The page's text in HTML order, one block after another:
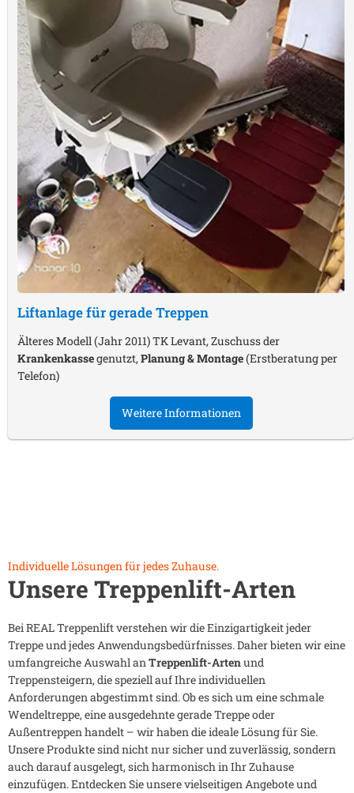
Liftanlage für gerade Treppen
Älteres Modell (Jahr 2011) TK Levant, Zuschuss der
Krankenkassegenutzt,Planung & Montage(Erstberatung per
Telefon)
Weitere Informationen
Individuelle Lösungen für jedes Zuhause.
Unsere Treppenlift-Arten
Bei REAL Treppenlift verstehen wir die Einzigartigkeit jeder
Treppe und jedes Anwendungsbedürfnisses. Daher bieten wir eine
umfangreiche Auswahl anTreppenlift-Artenund
Treppensteigern, die speziell auf Ihre individuellen
Anforderungen abgestimmt sind. Ob es sich um eine schmale
Wendeltreppe, eine ausgedehnte gerade Treppe oder
Außentreppen handelt – wir haben die ideale Lösung für Sie.
Unsere Produkte sind nicht nur sicher und zuverlässig, sondern
auch darauf ausgelegt, sich harmonisch in Ihr Zuhause
einzufügen. Entdecken Sie unsere vielseitigen Angebote und